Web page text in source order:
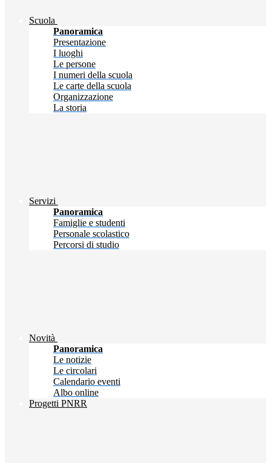
Scuola
Panoramica
Presentazione
I luoghi
Le persone
I numeri della scuola
Le carte della scuola
Organizzazione
La storia
Servizi
Panoramica
Famiglie e studenti
Personale scolastico
Percorsi di studio
Novità
Panoramica
Le notizie
Le circolari
Calendario eventi
Albo online
Progetti PNRR